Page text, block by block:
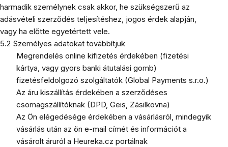
harmadik személynek csak akkor, he szükségszerű az
adásvételi szerződés teljesítéshez, jogos érdek alapján,
vagy ha előtte egyetértett vele.
5.2 Személyes adatokat továbbítjuk
Megrendelés online kifizetés érdekében (fizetési
kártya, vagy gyors banki átutalási gomb)
fizetésfeldolgozó szolgáltatók (Global Payments s.r.o.)
Az áru kiszállítás érdekében a szerződéses
csomagszállítóknak (DPD, Geis, Zásilkovna)
Az Ön elégedésége érdekében a vásárlásról, mindegyik
vásárlás után az ön e-mail címét és információt a
vásárolt áruról a Heureka.cz portálnak